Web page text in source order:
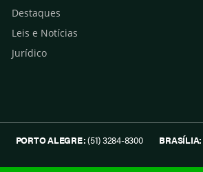
Destaques
Leis e Notícias
Jurídico
PORTO ALEGRE:(51) 3284-8300 BRASÍLIA: